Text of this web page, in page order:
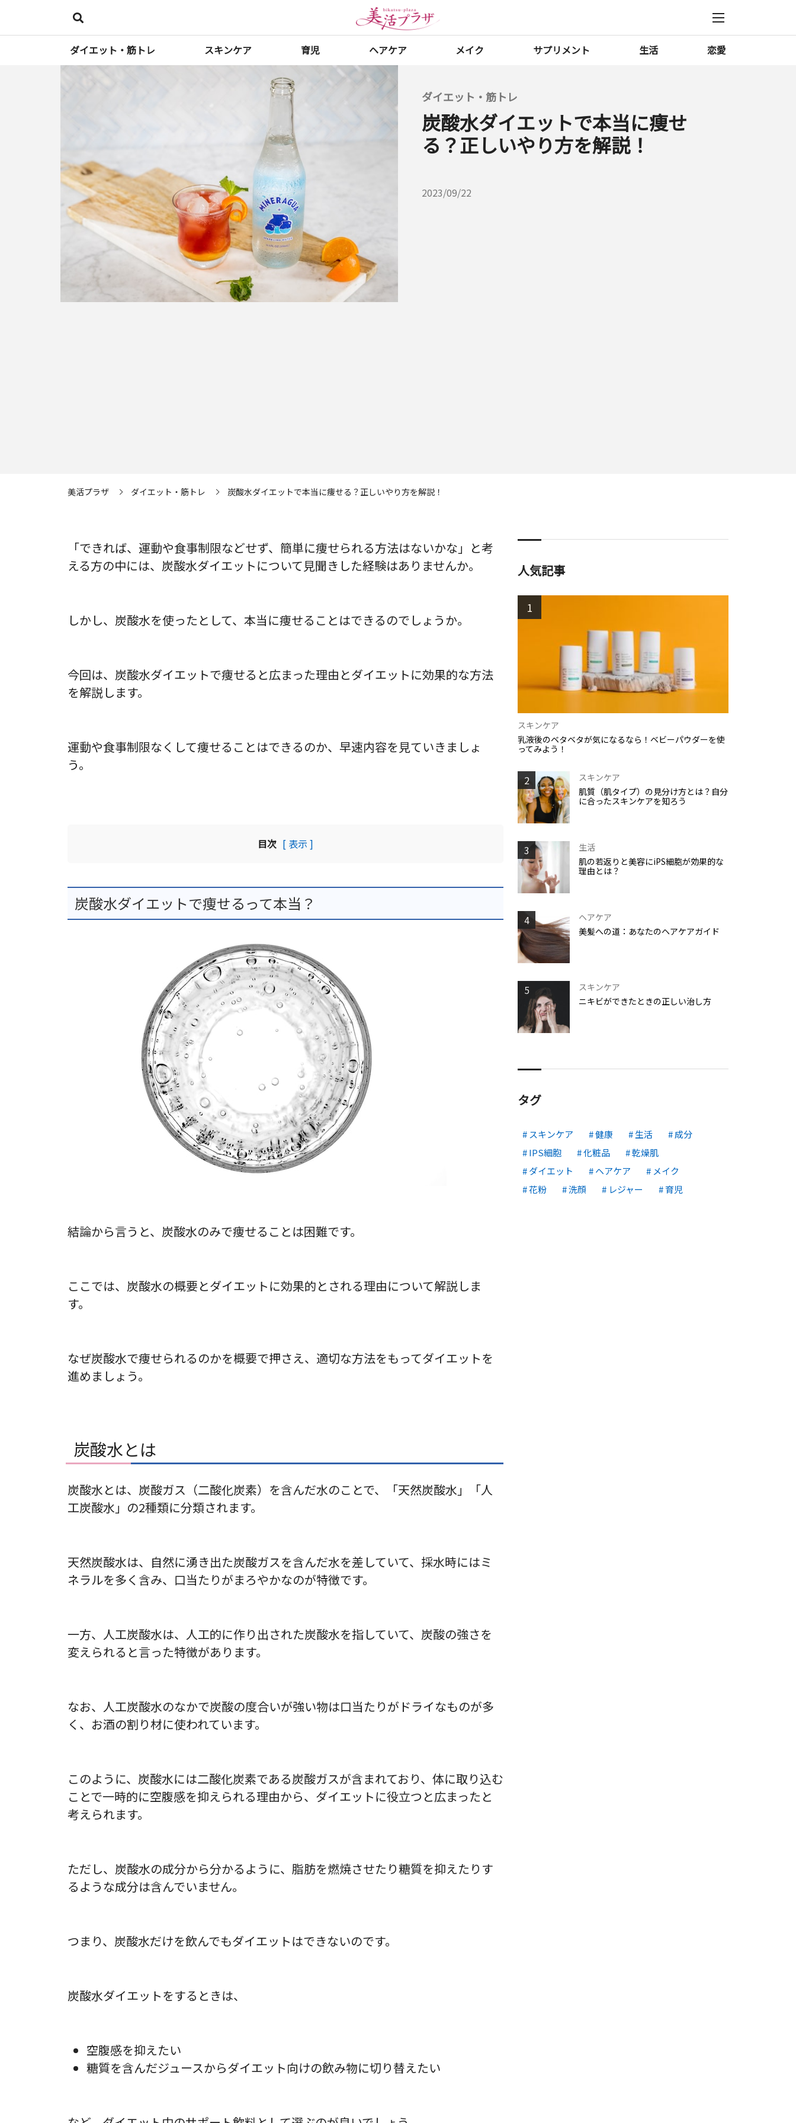
ダイエット・筋トレ スキンケア 育児 ヘアケア メイク サプリメント 生活 恋愛
ダイエット・筋トレ
炭酸水ダイエットで本当に痩せ
る？正しいやり方を解説！
2023/09/22
美活プラザ ダイエット・筋トレ 炭酸水ダイエットで本当に痩せる？正しいやり方を解説！
「できれば、運動や食事制限などせず、簡単に痩せられる方法はないかな」と考
える方の中には、炭酸水ダイエットについて見聞きした経験はありませんか。
しかし、炭酸水を使ったとして、本当に痩せることはできるのでしょうか。
今回は、炭酸水ダイエットで痩せると広まった理由とダイエットに効果的な方法
を解説します。
運動や食事制限なくして痩せることはできるのか、早速内容を見ていきましょ
う。
目次 [ 表示 ]
炭酸水ダイエットで痩せるって本当？
結論から言うと、炭酸水のみで痩せることは困難です。
ここでは、炭酸水の概要とダイエットに効果的とされる理由について解説しま
す。
なぜ炭酸水で痩せられるのかを概要で押さえ、適切な方法をもってダイエットを
進めましょう。
炭酸水とは
炭酸水とは、炭酸ガス（二酸化炭素）を含んだ水のことで、「天然炭酸水」「人
工炭酸水」の2種類に分類されます。
天然炭酸水は、自然に湧き出た炭酸ガスを含んだ水を差していて、採水時にはミ
ネラルを多く含み、口当たりがまろやかなのが特徴です。
一方、人工炭酸水は、人工的に作り出された炭酸水を指していて、炭酸の強さを
変えられると言った特徴があります。
なお、人工炭酸水のなかで炭酸の度合いが強い物は口当たりがドライなものが多
く、お酒の割り材に使われています。
このように、炭酸水には二酸化炭素である炭酸ガスが含まれており、体に取り込む
ことで一時的に空腹感を抑えられる理由から、ダイエットに役立つと広まったと
考えられます。
ただし、炭酸水の成分から分かるように、脂肪を燃焼させたり糖質を抑えたりす
るような成分は含んでいません。
つまり、炭酸水だけを飲んでもダイエットはできないのです。
炭酸水ダイエットをするときは、
空腹感を抑えたい
糖質を含んだジュースからダイエット向けの飲み物に切り替えたい
人気記事
1
スキンケア
乳液後のベタベタが気になるなら！ベビーパウダーを使
ってみよう！
2
スキンケア
肌質（肌タイプ）の見分け方とは？自分
に合ったスキンケアを知ろう
3
生活
肌の若返りと美容にiPS細胞が効果的な
理由とは？
4
ヘアケア
美髪への道：あなたのヘアケアガイド
5
スキンケア
ニキビができたときの正しい治し方
タグ
スキンケア 健康 生活
成分
IPS細胞
化粧品
乾燥肌
ダイエット
ヘアケア
メイク
花粉
洗顔 レジャー 育児